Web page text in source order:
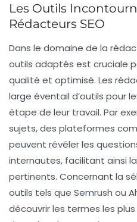
Les Outils
Rédacteurs SEO
Dans le domaine de la
outils adaptés est cruciale
qualité et optimisé. Les
large éventail d’outils pour
étape de leur travail. Par
sujets, des plateformes
peuvent révéler les
internautes, facilitant ainsi
pertinents. Concernant la
outils tels que Semrush ou
découvrir les termes les